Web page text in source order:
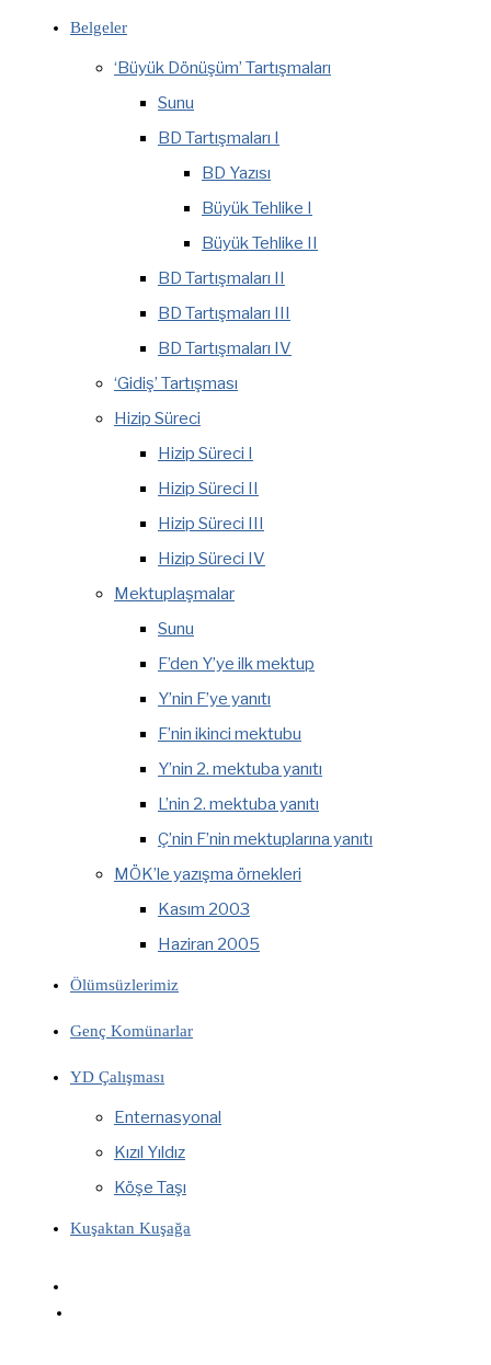
Belgeler
‘Büyük Dönüşüm’ Tartışmaları
Sunu
BD Tartışmaları I
BD Yazısı
Büyük Tehlike I
Büyük Tehlike II
BD Tartışmaları II
BD Tartışmaları III
BD Tartışmaları IV
‘Gidiş’ Tartışması
Hizip Süreci
Hizip Süreci I
Hizip Süreci II
Hizip Süreci III
Hizip Süreci IV
Mektuplaşmalar
Sunu
F’den Y’ye ilk mektup
Y’nin F’ye yanıtı
F’nin ikinci mektubu
Y’nin 2. mektuba yanıtı
L’nin 2. mektuba yanıtı
Ç’nin F’nin mektuplarına yanıtı
MÖK’le yazışma örnekleri
Kasım 2003
Haziran 2005
Ölümsüzlerimiz
Genç Komünarlar
YD Çalışması
Enternasyonal
Kızıl Yıldız
Köşe Taşı
Kuşaktan Kuşağa